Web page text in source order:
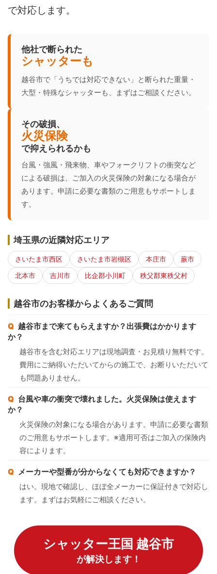
で対応します。
他社で断られた
シャッターも
越谷市で「うちでは対応できない」と断られた重量・
大型・特殊なシャッターも、まずはご相談ください。
その破損、
火災保険
で抑えられるかも
台風・強風・飛来物、車やフォークリフトの衝突など
による破損は、ご加入の火災保険の対象になる場合が
あります。申請に必要な書類のご用意もサポートしま
す。
埼玉県の近隣対応エリア
さいたま市西区 さいたま市岩槻区 本庄市
蕨市
北本市
吉川市 比企郡小川町 秩父郡東秩父村
越谷市のお客様からよくあるご質問
越谷市まで来てもらえますか？出張費はかかります
か？
越谷市を含む対応エリアは現地調査・お見積り無料です。
費用にご納得いただいてからの施工で、お断りいただいて
も問題ありません。
台風や車の衝突で壊れました。火災保険は使えます
か？
火災保険の対象になる場合があります。申請に必要な書類
のご用意もサポートします。※適用可否はご加入の保険内
容によります。
メーカーや型番が分からなくても対応できますか？
はい。現地で確認し、ほぼ全メーカーに保証付きで対応し
ます。まずはお気軽にご相談ください。
シャッター王国 越谷市
が解決します！